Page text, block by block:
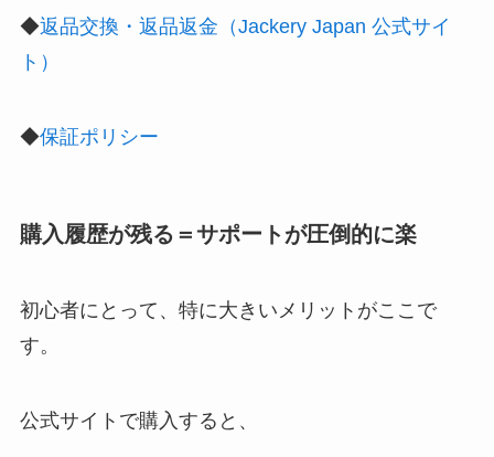
◆返品交換・返品返金（Jackery Japan 公式サイ
ト）
◆保証ポリシー
購入履歴が残る＝サポートが圧倒的に楽
初心者にとって、特に大きいメリットがここで
す。
公式サイトで購入すると、